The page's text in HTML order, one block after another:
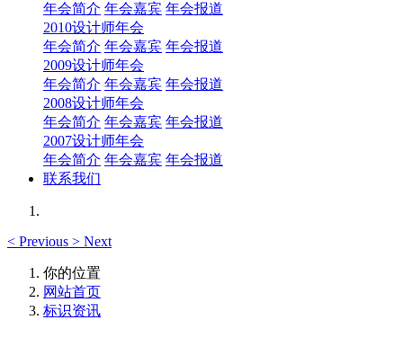
年会简介 年会嘉宾 年会报道
2010设计师年会
年会简介 年会嘉宾 年会报道
2009设计师年会
年会简介 年会嘉宾 年会报道
2008设计师年会
年会简介 年会嘉宾 年会报道
2007设计师年会
年会简介 年会嘉宾 年会报道
联系我们
< Previous > Next
你的位置
网站首页
标识资讯